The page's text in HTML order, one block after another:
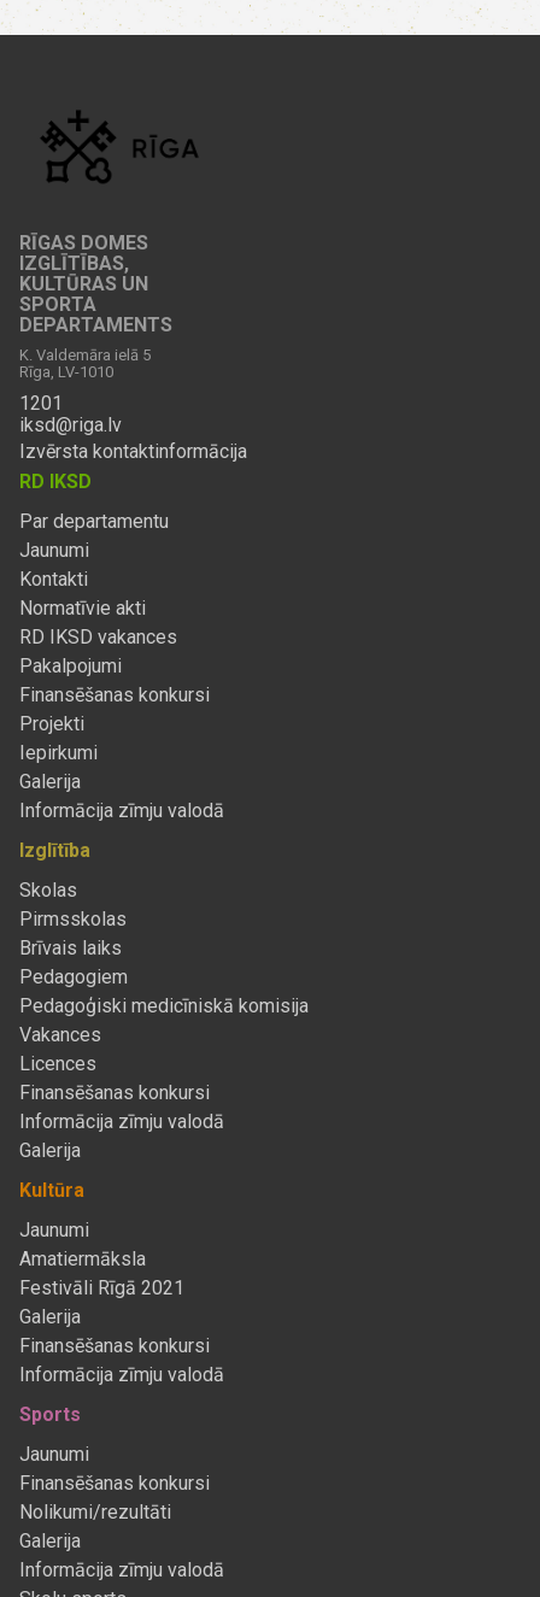
RĪGAS DOMES
IZGLĪTĪBAS,
KULTŪRAS UN
SPORTA
DEPARTAMENTS
K. Valdemāra ielā 5
Rīga, LV-1010
1201
iksd@riga.lv
Izvērsta kontaktinformācija
RD IKSD
Par departamentu
Jaunumi
Kontakti
Normatīvie akti
RD IKSD vakances
Pakalpojumi
Finansēšanas konkursi
Projekti
Iepirkumi
Galerija
Informācija zīmju valodā
Izglītība
Skolas
Pirmsskolas
Brīvais laiks
Pedagogiem
Pedagoģiski medicīniskā komisija
Vakances
Licences
Finansēšanas konkursi
Informācija zīmju valodā
Galerija
Kultūra
Jaunumi
Amatiermāksla
Festivāli Rīgā 2021
Galerija
Finansēšanas konkursi
Informācija zīmju valodā
Sports
Jaunumi
Finansēšanas konkursi
Nolikumi/rezultāti
Galerija
Informācija zīmju valodā